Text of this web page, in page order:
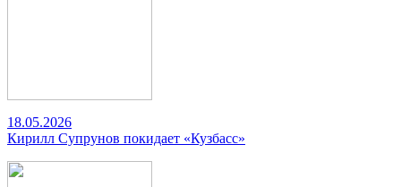
18.05.2026
Кирилл Супрунов покидает «Кузбасс»